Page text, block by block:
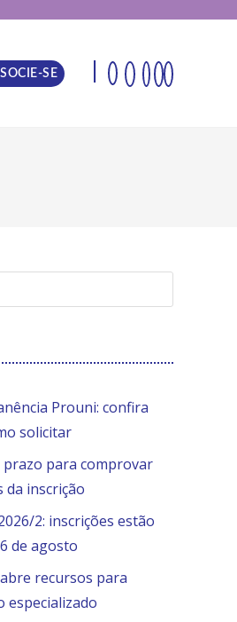
|
SE
Prouni: confira
solicitar
para comprovar
da inscrição
2: inscrições estão
de agosto
recursos para
especializado